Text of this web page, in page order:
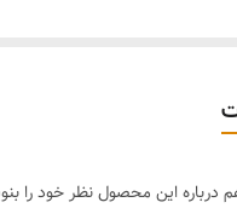
درباره این محصول نظر خود را